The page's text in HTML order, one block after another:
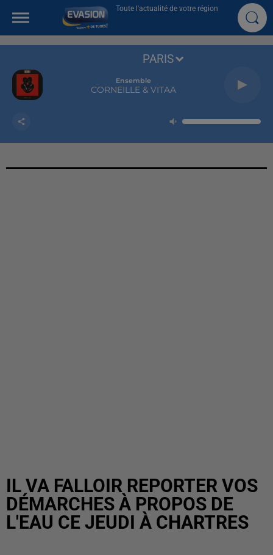
Toute l'actualité de votre région
Ensemble
CORNEILLE & VITAA
PARIS
IL VA FALLOIR REPORTER VOS
DÉMARCHES À PROPOS DE
L'EAU CE JEUDI À CHARTRES